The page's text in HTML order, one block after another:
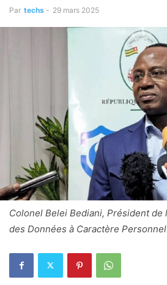
Par techs - 29 mars 2025
Colonel Belei Bediani, Président de
des Données à Caractère Personnel